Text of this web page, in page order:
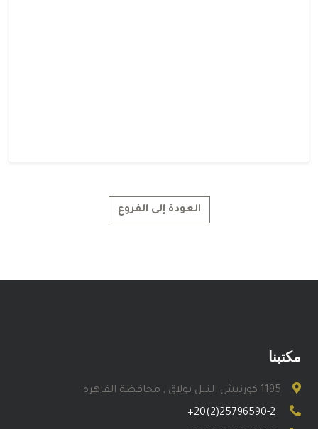
العودة إلى الفروع
مكتبنا
1195 كورنيش النيل بولاق , محافظة القاهره
+20(2)25796590-2